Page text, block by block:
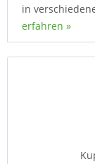
in
erfahren »